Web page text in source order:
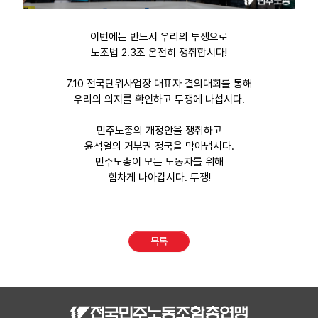
이번에는 반드시 우리의 투쟁으로
노조법 2.3조 온전히 쟁취합시다!
7.10 전국단위사업장 대표자 결의대회를 통해
우리의 의지를 확인하고 투쟁에 나섭시다.
민주노총의 개정안을 쟁취하고
윤석열의 거부권 정국을 막아냅시다.
민주노총이 모든 노동자를 위해
힘차게 나아갑시다. 투쟁!
목록